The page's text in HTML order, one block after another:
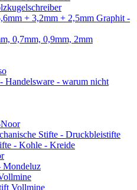
+ 3,2mm + 2,5mm Graphit -
0,7mm, 0,9mm, 2mm
Handelsware - warum nicht
Stifte - Druckbleistifte
- Kohle - Kreide
Mondeluz
Vollmine